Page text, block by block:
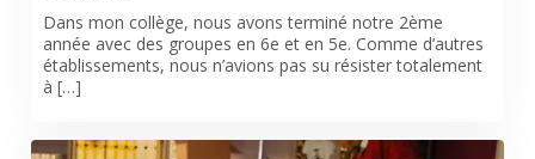
Dans mon collège, nous avons terminé notre 2ème
année avec des groupes en 6e et en 5e. Comme d’autres
établissements, nous n’avions pas su résister totalement
à […]